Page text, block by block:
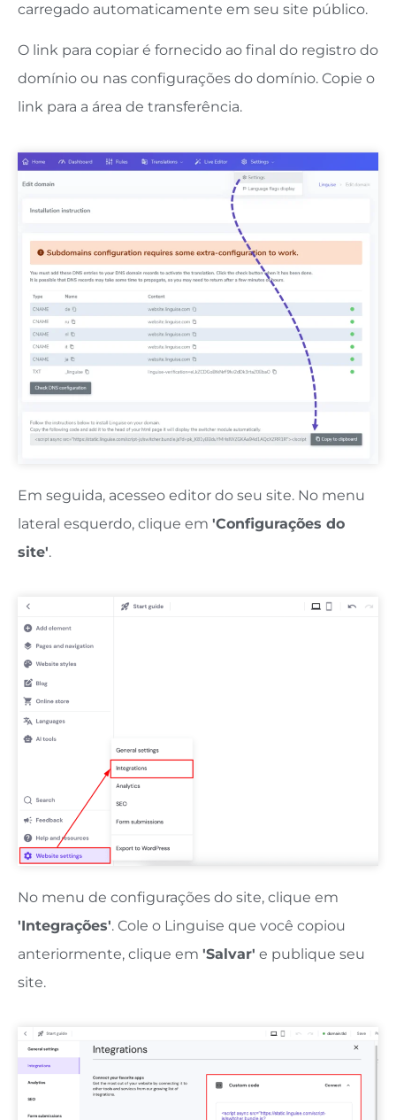
carregado automaticamente em seu site público.
O link para copiar é fornecido ao final do registro do
domínio ou nas configurações do domínio. Copie o
link para a área de transferência.
Em seguida, acesseo editor do seu site. No menu
lateral esquerdo, clique em 'Configurações do
site'.
No menu de configurações do site, clique em
'Integrações'. Cole o Linguise que você copiou
anteriormente, clique em 'Salvar' e publique seu
site.